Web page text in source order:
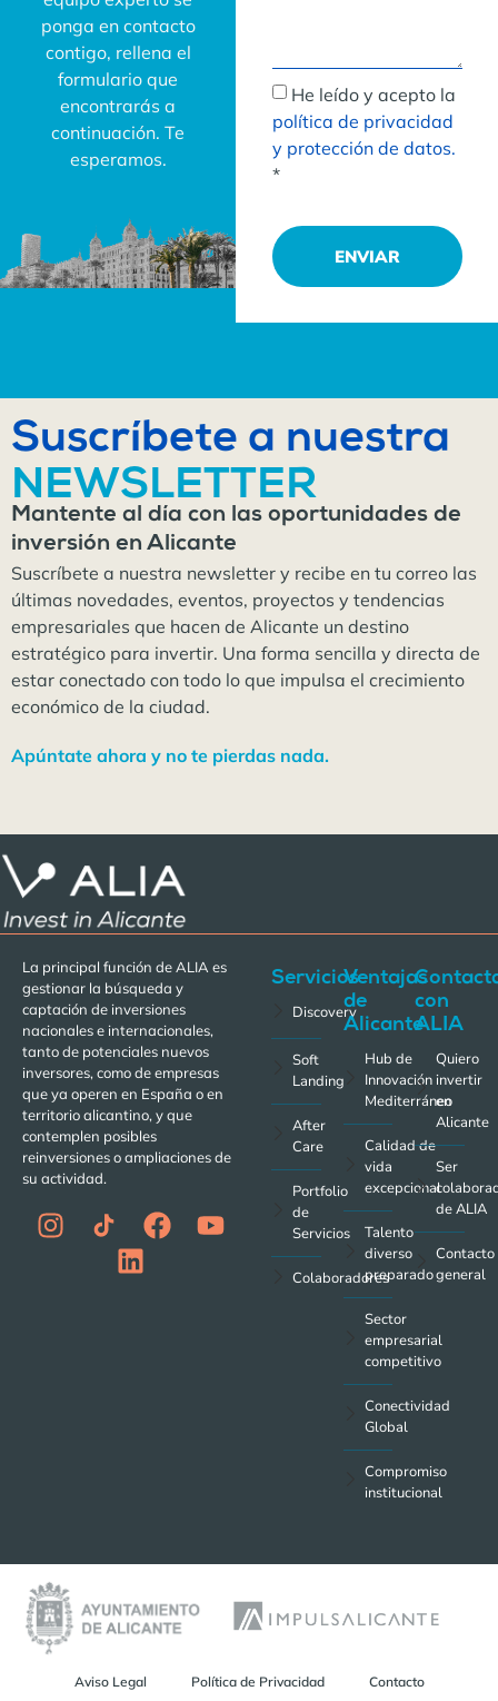
ponga en contacto
contigo, rellena el
formulario que
encontrarás a
continuación. Te
esperamos.
He leído y acepto la
política de privacidad
y protección de datos.
*
ENVIAR
Suscríbete a nuestra
NEWSLETTER
Mantente al día con las oportunidades de
inversión en Alicante
Suscríbete a nuestra newsletter y recibe en tu correo las
últimas novedades, eventos, proyectos y tendencias
empresariales que hacen de Alicante un destino
estratégico para invertir. Una forma sencilla y directa de
estar conectado con todo lo que impulsa el crecimiento
económico de la ciudad.
Apúntate ahora y no te pierdas nada.
La principal función de ALIA es
gestionar la búsqueda y
captación de inversiones
nacionales e internacionales,
tanto de potenciales nuevos
inversores, como de empresas
que ya operen en España o en
territorio alicantino, y que
contemplen posibles
reinversiones o ampliaciones de
su actividad.
Servicios
Discovery
Soft
Landing
After
Care
Portfolio
de
Servicios
Colaboradores
Ventajas
de
Alicante
Hub de
Innovación
Mediterráneo
Calidad de
vida
excepcional
Talento
diverso
preparado
Sector
empresarial
competitivo
Conectividad
Global
Compromiso
institucional
con
ALIA
Quiero
invertir
en
Alicante
Ser
de ALIA
Contacto
general
Aviso Legal Política de Privacidad Contacto